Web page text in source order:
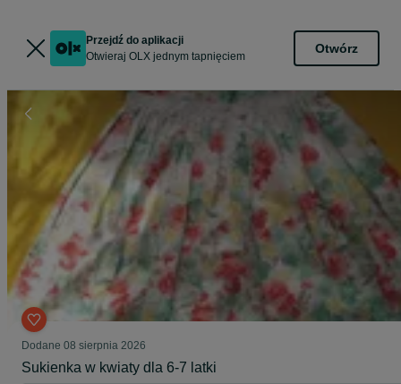
Przejdź do aplikacji
Otwieraj OLX jednym tapnięciem
Otwórz
Dodane 08 sierpnia 2026
Sukienka w kwiaty dla 6-7 latki